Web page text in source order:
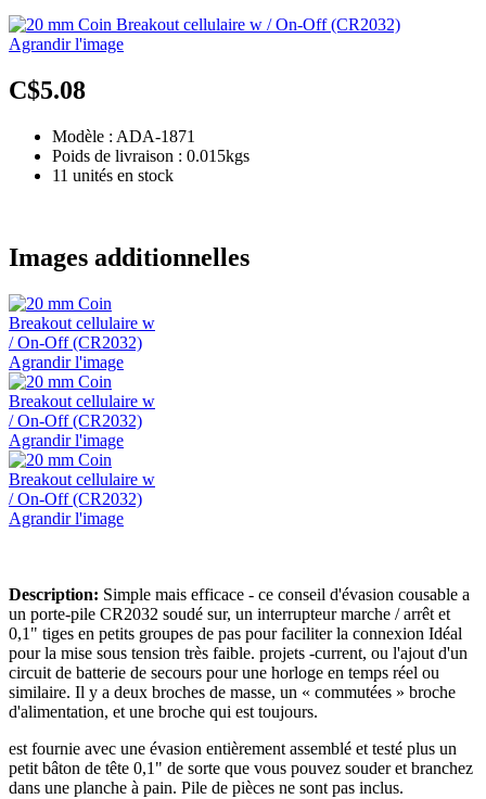
Agrandir l'image
C$5.08
Modèle : ADA-1871
Poids de livraison : 0.015kgs
11 unités en stock
Images additionnelles
Agrandir l'image
Agrandir l'image
Agrandir l'image
Description: Simple mais efficace - ce conseil d'évasion cousable a
un porte-pile CR2032 soudé sur, un interrupteur marche / arrêt et
0,1" tiges en petits groupes de pas pour faciliter la connexion Idéal
pour la mise sous tension très faible. projets -current, ou l'ajout d'un
circuit de batterie de secours pour une horloge en temps réel ou
similaire. Il y a deux broches de masse, un « commutées » broche
d'alimentation, et une broche qui est toujours.
est fournie avec une évasion entièrement assemblé et testé plus un
petit bâton de tête 0,1" de sorte que vous pouvez souder et branchez
dans une planche à pain. Pile de pièces ne sont pas inclus.